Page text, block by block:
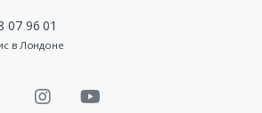
07 96 01
в Лондоне